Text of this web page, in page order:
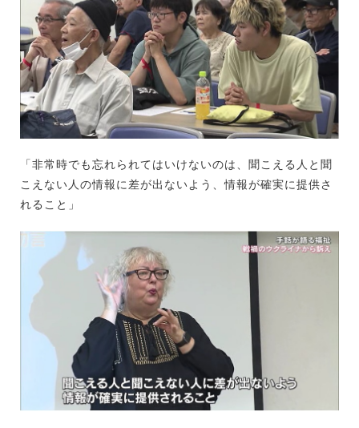
「非常時でも忘れられてはいけないのは、聞こえる人と聞
こえない人の情報に差が出ないよう、情報が確実に提供さ
れること」